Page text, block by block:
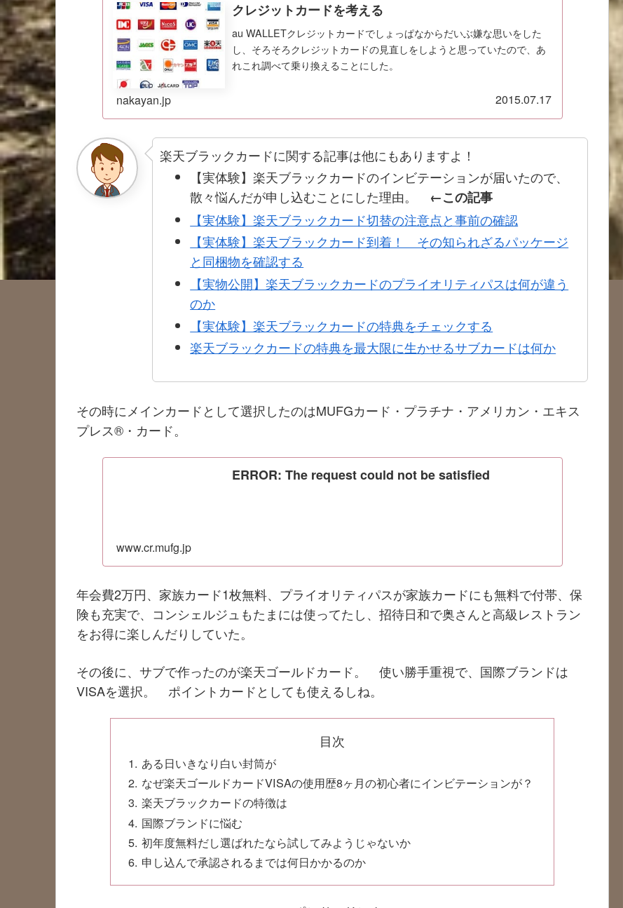
クレジットカードを考える
au WALLETクレジットカードでしょっぱなからだいぶ嫌な思いをした
し、そろそろクレジットカードの見直しをしようと思っていたので、あ
れこれ調べて乗り換えることにした。
nakayan.jp 2015.07.17
楽天ブラックカードに関する記事は他にもありますよ！
【実体験】楽天ブラックカードのインビテーションが届いたので、
散々悩んだが申し込むことにした理由。 ←この記事
【実体験】楽天ブラックカード切替の注意点と事前の確認
【実体験】楽天ブラックカード到着！ その知られざるパッケージ
と同梱物を確認する
【実物公開】楽天ブラックカードのプライオリティパスは何が違う
のか
【実体験】楽天ブラックカードの特典をチェックする
楽天ブラックカードの特典を最大限に生かせるサブカードは何か
その時にメインカードとして選択したのはMUFGカード・プラチナ・アメリカン・エキス
プレス®・カード。
ERROR: The request could not be satisfied
www.cr.mufg.jp
年会費2万円、家族カード1枚無料、プライオリティパスが家族カードにも無料で付帯、保
険も充実で、コンシェルジュもたまには使ってたし、招待日和で奥さんと高級レストラン
をお得に楽しんだりしていた。
その後に、サブで作ったのが楽天ゴールドカード。 使い勝手重視で、国際ブランドは
VISAを選択。 ポイントカードとしても使えるしね。
目次
ある日いきなり白い封筒が
なぜ楽天ゴールドカードVISAの使用歴8ヶ月の初心者にインビテーションが？
楽天ブラックカードの特徴は
国際ブランドに悩む
初年度無料だし選ばれたなら試してみようじゃないか
申し込んで承認されるまでは何日かかるのか